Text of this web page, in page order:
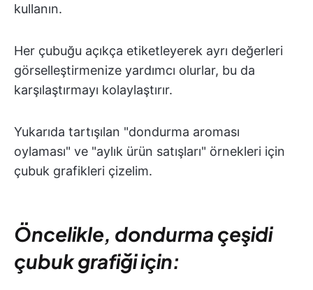
kullanın.
Her çubuğu açıkça etiketleyerek ayrı değerleri
görselleştirmenize yardımcı olurlar, bu da
karşılaştırmayı kolaylaştırır.
Yukarıda tartışılan "dondurma aroması
oylaması" ve "aylık ürün satışları" örnekleri için
çubuk grafikleri çizelim.
Öncelikle, dondurma çeşidi
çubuk grafiği için: